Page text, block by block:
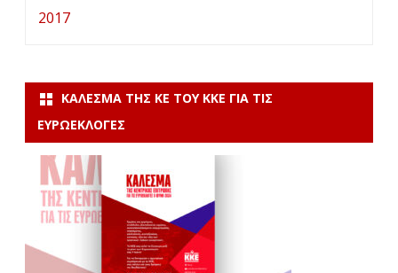
2017
ΚΆΛΕΣΜΑ ΤΗΣ ΚΕ ΤΟΥ ΚΚΕ ΓΙΑ ΤΙΣ
ΕΥΡΩΕΚΛΟΓΈΣ